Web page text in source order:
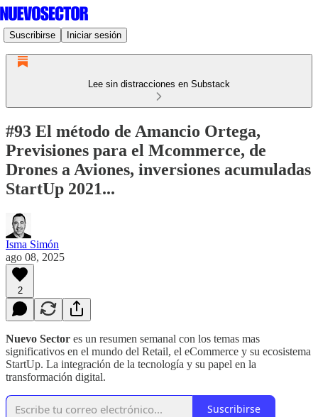
Suscribirse Iniciar sesión
Lee sin distracciones en Substack
#93 El método de Amancio Ortega,
Previsiones para el Mcommerce, de
Drones a Aviones, inversiones acumuladas
StartUp 2021...
Isma Simón
ago 08, 2025
2
Nuevo Sector es un resumen semanal con los temas mas
significativos en el mundo del Retail, el eCommerce y su ecosistema
StartUp. La integración de la tecnología y su papel en la
transformación digital.
Suscribirse